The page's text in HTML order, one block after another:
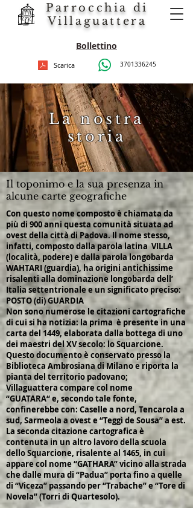
Parrocchia di
Villaguattera
Bollettino
3701336245
Scarica
La nostra
storia
Il toponimo e la sua presenza in
alcune carte geografiche
Con questo nome composto è chiamata da
più di 900 anni questa comunità situata ad
ovest della città di Padova. Il nome stesso,
infatti, composto dalla parola latina VILLA
(località, podere) e dalla parola longobarda
WAHTARI (guardia), ha origini antichissime
risalenti alla dominazione longobarda dell’
Italia settentrionale e un significato preciso:
POSTO (di) GUARDIA
Non sono numerose le citazioni cartografiche
di cui si ha notizia: la prima è presente in una
carta del 1449, elaborata dalla bottega di uno
dei maestri del XV secolo: lo Squarcione.
Questo documento è conservato presso la
Biblioteca Ambrosiana di Milano e riporta la
pianta del territorio padovano;
Villaguattera compare col nome
“GUATARA“ e, secondo tale fonte,
confinerebbe con: Caselle a nord, Tencarola a
sud, Sarmeola a ovest e “Teggì de Sousa” a est.
La seconda citazione cartografica è
contenuta in un altro lavoro della scuola
dello Squarcione, risalente al 1465, in cui
appare col nome “GATHARA” vicino alla strada
che dalle mura di “Padua” porta fino a quelle
di “Viceza” passando per “Trabache” e “Tore di
Novela” (Torri di Quartesolo).